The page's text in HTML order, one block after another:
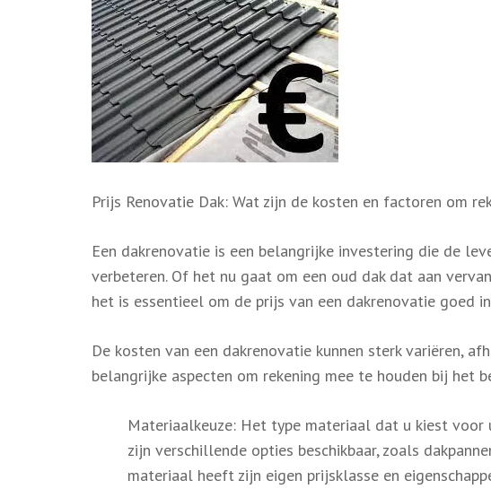
Prijs Renovatie Dak: Wat zijn de kosten en factoren om
Een dakrenovatie is een belangrijke investering die de
verbeteren. Of het nu gaat om een oud dak dat aan
het is essentieel om de prijs van een dakrenovatie goed
De kosten van een dakrenovatie kunnen sterk variëren,
belangrijke aspecten om rekening mee te houden bij het
Materiaalkeuze: Het type materiaal dat u kiest
zijn verschillende opties beschikbaar, zoals
materiaal heeft zijn eigen prijsklasse en